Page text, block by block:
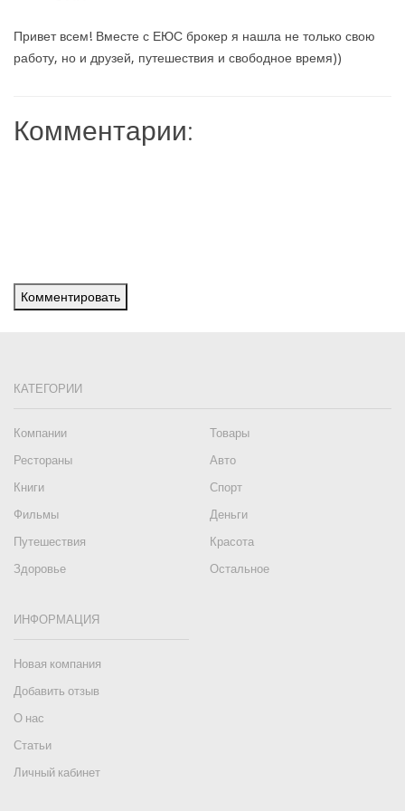
Привет всем! Вместе с ЕЮС брокер я нашла не только свою
работу, но и друзей, путешествия и свободное время))
Комментарии:
Комментировать
КАТЕГОРИИ
Компании
Товары
Рестораны
Авто
Книги
Спорт
Фильмы
Деньги
Путешествия
Красота
Здоровье
Остальное
ИНФОРМАЦИЯ
Новая компания
Добавить отзыв
О нас
Статьи
Личный кабинет